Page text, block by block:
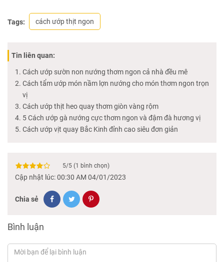
Tags: cách ướp thịt ngon
Tin liên quan:
Cách ướp sườn non nướng thơm ngon cả nhà đều mê
Cách tẩm ướp món nầm lợn nướng cho món thơm ngon trọn
vị
Cách ướp thịt heo quay thơm giòn vàng rộm
5 Cách ướp gà nướng cực thơm ngon và đậm đà hương vị
Cách ướp vịt quay Bắc Kinh đỉnh cao siêu đơn giản
5/5 (1 bình chọn)
Cập nhật lúc: 00:30 AM 04/01/2023
Chia sẻ
Bình luận